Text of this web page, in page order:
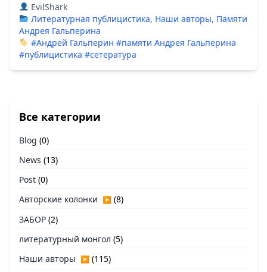
EvilShark
Литературная публицистика, Наши авторы, Памяти
Андрея Гальперина
#Андрей Гальперин #памяти Андрея Гальперина
#публицистика #сетература
Все категории
Blog (0)
News (13)
Post (0)
Авторские колонки ▶ (8)
ЗАБОР (2)
литературный монгол (5)
Наши авторы ▶ (115)